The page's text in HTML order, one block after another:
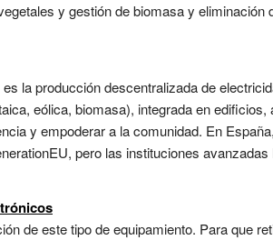
y gestión de biomasa y
la producción descentralizada de
eólica, biomasa), integrada en
y empoderar a la comunidad. En
pero las instituciones
de este tipo de equipamiento. Para que